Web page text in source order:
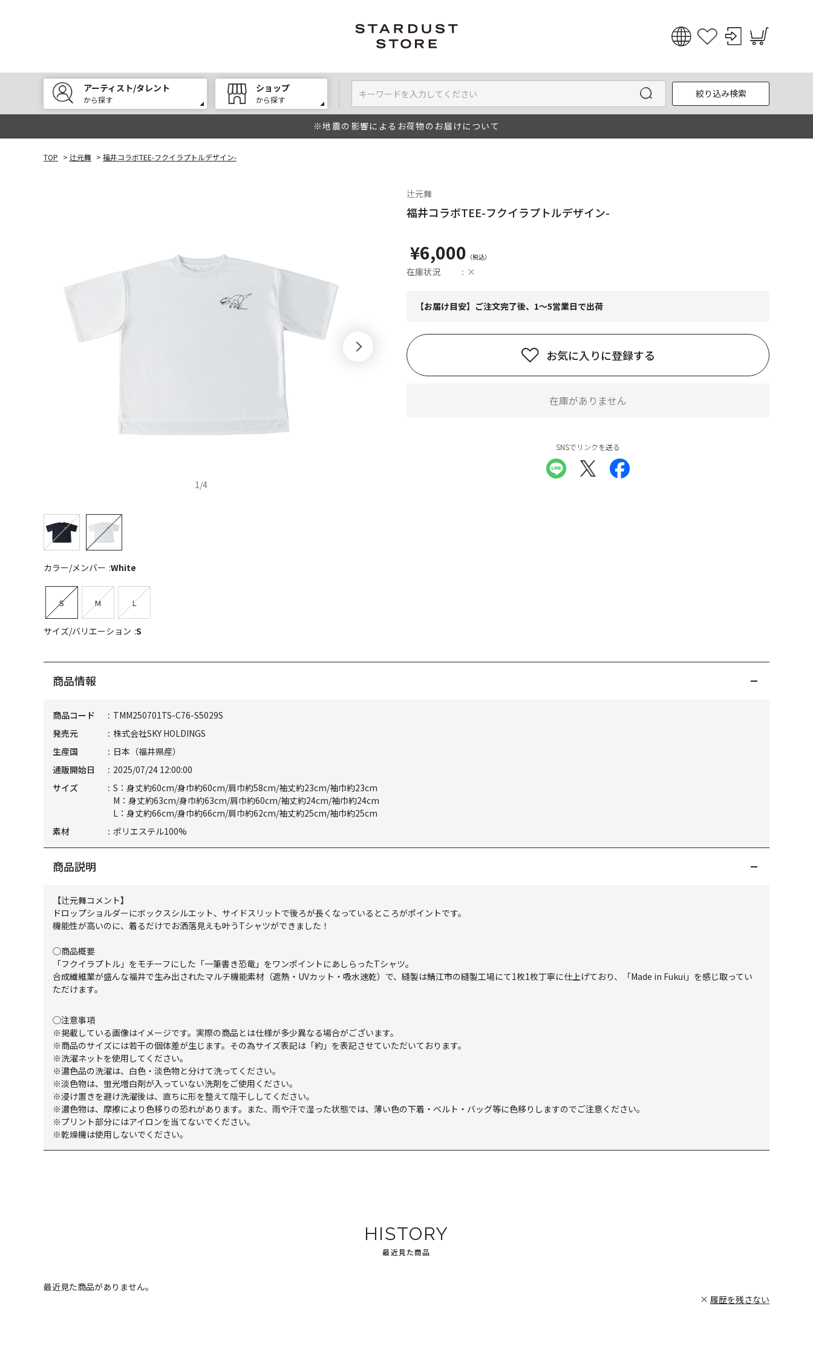
English
한국어
アーティスト/タレント
から探す
ショップ
から探す
絞り込み検索
※地震の影響によるお荷物のお届けについて
TOP > 辻元舞 > 福井コラボTEE-フクイラプトルデザイン-
1/4
カラー/メンバー White
S M L
サイズ/バリエーション S
辻元舞
福井コラボTEE-フクイラプトルデザイン-
¥6,000
在庫状況 ×
【お届け目安】ご注文完了後、1～5営業日で出荷
お気に入りに登録する
在庫がありません
SNSでリンクを送る
商品情報
商品コード
TMM250701TS-C76-S5029S
発売元
株式会社SKY HOLDINGS
生産国
日本（福井県産）
通販開始日
2025/07/24 12:00:00
サイズ
S：身丈約60cm/身巾約60cm/肩巾約58cm/袖丈約23cm/袖巾約23cm
M：身丈約63cm/身巾約63cm/肩巾約60cm/袖丈約24cm/袖巾約24cm
L：身丈約66cm/身巾約66cm/肩巾約62cm/袖丈約25cm/袖巾約25cm
素材
ポリエステル100%
商品説明
【辻元舞コメント】
ドロップショルダーにボックスシルエット、サイドスリットで後ろが長くなっているところがポイントです。
機能性が高いのに、着るだけでお洒落見えも叶うTシャツができました！
◯商品概要
「フクイラプトル」をモチーフにした「一筆書き恐竜」をワンポイントにあしらったTシャツ。
合成繊維業が盛んな福井で生み出されたマルチ機能素材（遮熱・UVカット・吸水速乾）で、縫製は鯖江市の縫製工場にて1枚1枚丁寧に仕上げており、「Made in Fukui」を感じ取ってい
ただけます。
◯注意事項
※掲載している画像はイメージです。実際の商品とは仕様が多少異なる場合がございます。
※商品のサイズには若干の個体差が生じます。その為サイズ表記は「約」を表記させていただいております。
※洗濯ネットを使用してください。
※濃色品の洗濯は、白色・淡色物と分けて洗ってください。
※淡色物は、蛍光増白剤が入っていない洗剤をご使用ください。
※浸け置きを避け洗濯後は、直ちに形を整えて陰干ししてください。
※濃色物は、摩擦により色移りの恐れがあります。また、雨や汗で湿った状態では、薄い色の下着・ベルト・バッグ等に色移りしますのでご注意ください。
※プリント部分にはアイロンを当てないでください。
※乾燥機は使用しないでください。
HISTORY
最近見た商品
最近見た商品がありません。
履歴を残さない